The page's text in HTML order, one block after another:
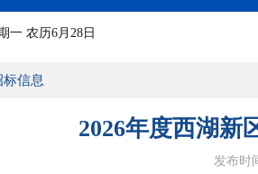
一 农历6月28日
标信息
2026年度西湖新
发布时